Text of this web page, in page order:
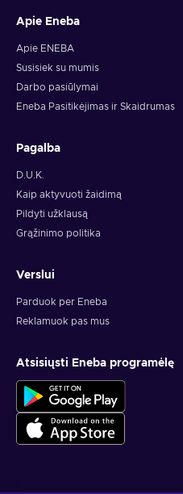
Apie Eneba
Apie ENEBA
Susisiek su mumis
Darbo pasiūlymai
Eneba Pasitikėjimas ir Skaidrumas
Pagalba
D.U.K.
Kaip aktyvuoti žaidimą
Pildyti užklausą
Grąžinimo politika
Verslui
Parduok per Eneba
Reklamuok pas mus
Atsisiųsti Eneba programėlę